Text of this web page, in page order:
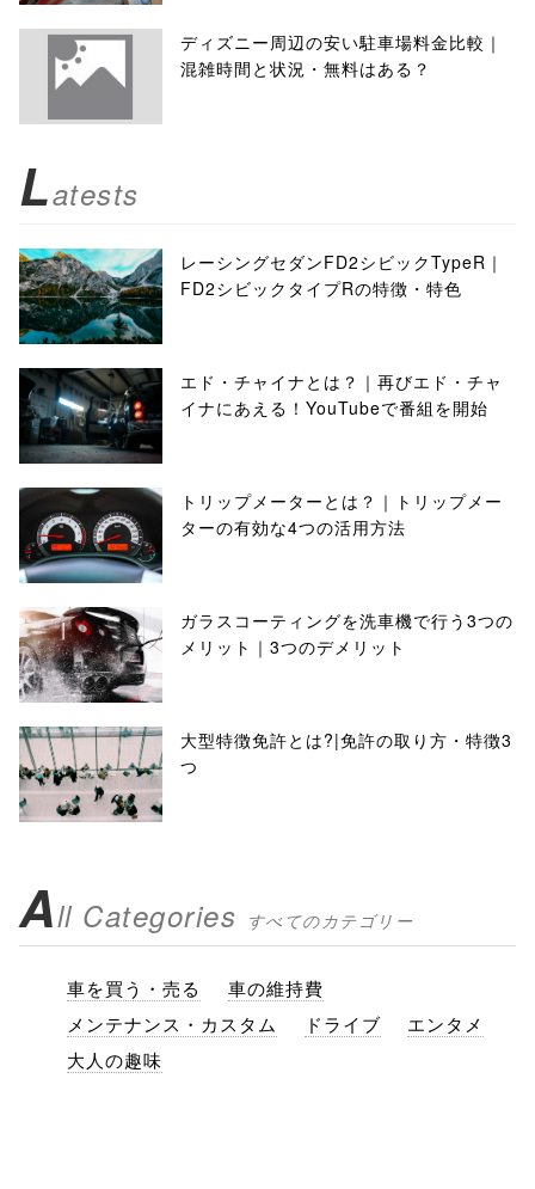
ディズニー周辺の安い駐車場料金比較｜
混雑時間と状況・無料はある？
Latests
レーシングセダンFD2シビックTypeR｜
FD2シビックタイプRの特徴・特色
エド・チャイナとは？｜再びエド・チャ
イナにあえる！YouTubeで番組を開始
トリップメーターとは？｜トリップメー
ターの有効な4つの活用方法
ガラスコーティングを洗車機で行う3つの
メリット｜3つのデメリット
大型特徴免許とは?|免許の取り方・特徴3
つ
All Categories すべてのカテゴリー
車を買う・売る
車の維持費
メンテナンス・カスタム
ドライブ
エンタメ
大人の趣味